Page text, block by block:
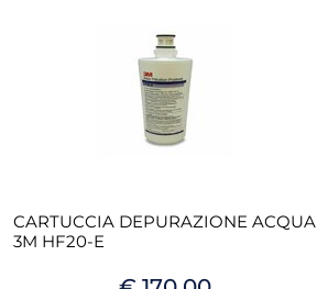
CARTUCCIA DEPURAZIONE ACQUA
3M HF20-E